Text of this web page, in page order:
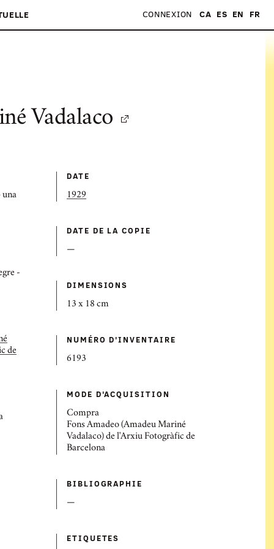
CONNEXION CA ES EN FR
Vadalaco
una
DATE
1929
DATE DE LA COPIE
—
-
DIMENSIONS
13 x 18 cm
de
NUMÉRO D'INVENTAIRE
6193
MODE D'ACQUISITION
Compra
Fons Amadeo (Amadeu Mariné
Vadalaco) de l'Arxiu Fotogràfic de
Barcelona
BIBLIOGRAPHIE
—
ETIQUETES